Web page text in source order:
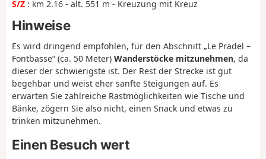
S/Z : km 2.16 - alt. 551 m - Kreuzung mit Kreuz
Hinweise
Es wird dringend empfohlen, für den Abschnitt „Le Pradel –
Fontbasse“ (ca. 50 Meter) Wanderstöcke mitzunehmen, da
dieser der schwierigste ist. Der Rest der Strecke ist gut
begehbar und weist eher sanfte Steigungen auf. Es
erwarten Sie zahlreiche Rastmöglichkeiten wie Tische und
Bänke, zögern Sie also nicht, einen Snack und etwas zu
trinken mitzunehmen.
Einen Besuch wert